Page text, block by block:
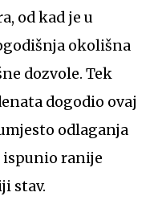
od kad je u
okolišna
dozvole. Tek
dogodio ovaj
odlaganja
ispunio ranije
stav.